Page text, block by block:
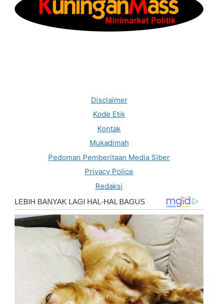
Disclaimer
Kode Etik
Kontak
Mukadimah
Pedoman Pemberitaan Media Siber
Privacy Police
Redaksi